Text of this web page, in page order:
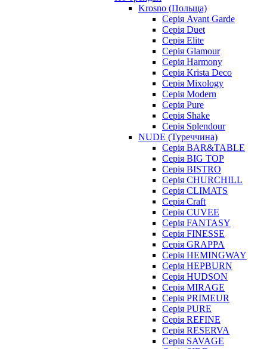
Krosno (Польща)
Серія Avant Garde
Серія Duet
Серія Elite
Серія Glamour
Серія Harmony
Серія Krista Deco
Серія Mixology
Серія Modern
Серія Pure
Серія Shake
Серія Splendour
NUDE (Туреччина)
Серія BAR&TABLE
Серія BIG TOP
Серія BISTRO
Серія CHURCHILL
Серія CLIMATS
Серія Craft
Серія CUVEE
Серія FANTASY
Серія FINESSE
Серія GRAPPA
Серія HEMINGWAY
Серія HEPBURN
Серія HUDSON
Серія MIRAGE
Серія PRIMEUR
Серія PURE
Серія REFINE
Серія RESERVA
Серія SAVAGE